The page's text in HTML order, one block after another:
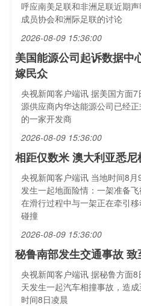
呼应南美足联和非洲足联近期
成员协会和洲际足联的讨论
2026-08-09 15:36:00
美国能源公司起诉数据中
嫁民众
央视新闻客户端讯 据美国方面
源供应商内华达能源公司已经
的一家开发商
2026-08-09 15:36:00
相距仅数米 澳大利亚悉
央视新闻客户端讯 当地时间8
发生一起地面险情：一架准备
在滑行过程中与一架正在牵引
碰撞
2026-08-09 15:36:00
秘鲁南部发生交通事故
央视新闻客户端讯 据秘鲁方面
天发生一起汽车相撞事故，造
时间8日凌晨